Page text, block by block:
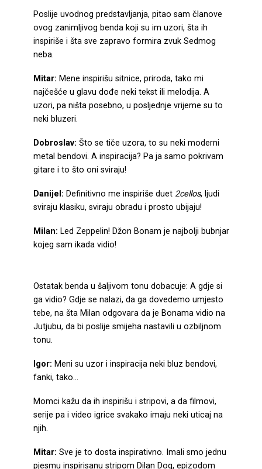
Poslije uvodnog predstavljanja, pitao sam članove
ovog zanimljivog benda koji su im uzori, šta ih
inspiriše i šta sve zapravo formira zvuk Sedmog
neba.
Mitar: Mene inspirišu sitnice, priroda, tako mi
najčešće u glavu dođe neki tekst ili melodija. A
uzori, pa ništa posebno, u posljednje vrijeme su to
neki bluzeri.
Dobroslav: Što se tiče uzora, to su neki moderni
metal bendovi. A inspiracija? Pa ja samo pokrivam
gitare i to što oni sviraju!
Danijel: Definitivno me inspiriše duet 2cellos, ljudi
sviraju klasiku, sviraju obradu i prosto ubijaju!
Milan: Led Zeppelin! Džon Bonam je najbolji bubnjar
kojeg sam ikada vidio!
Ostatak benda u šaljivom tonu dobacuje: A gdje si
ga vidio? Gdje se nalazi, da ga dovedemo umjesto
tebe, na šta Milan odgovara da je Bonama vidio na
Jutjubu, da bi poslije smijeha nastavili u ozbiljnom
tonu.
Igor: Meni su uzor i inspiracija neki bluz bendovi,
fanki, tako…
Momci kažu da ih inspirišu i stripovi, a da filmovi,
serije pa i video igrice svakako imaju neki uticaj na
njih.
Mitar: Sve je to dosta inspirativno. Imali smo jednu
pjesmu inspirisanu stripom Dilan Dog, epizodom